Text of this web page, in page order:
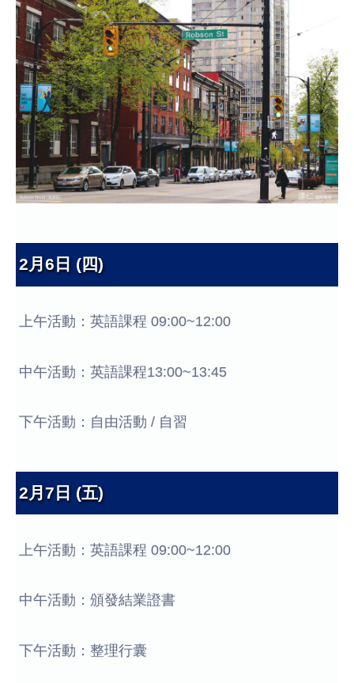
2月6日 (四)
上午活動：英語課程 09:00~12:00
中午活動：英語課程13:00~13:45
下午活動：自由活動 / 自習
2月7日 (五)
上午活動：英語課程 09:00~12:00
中午活動：頒發結業證書
下午活動：整理行囊